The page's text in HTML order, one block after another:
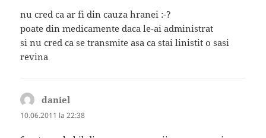
nu cred ca ar fi din cauza hranei :-?
poate din medicamente daca le-ai administrat
si nu cred ca se transmite asa ca stai linistit o sasi
revina
daniel
10.06.2011 la 22:38